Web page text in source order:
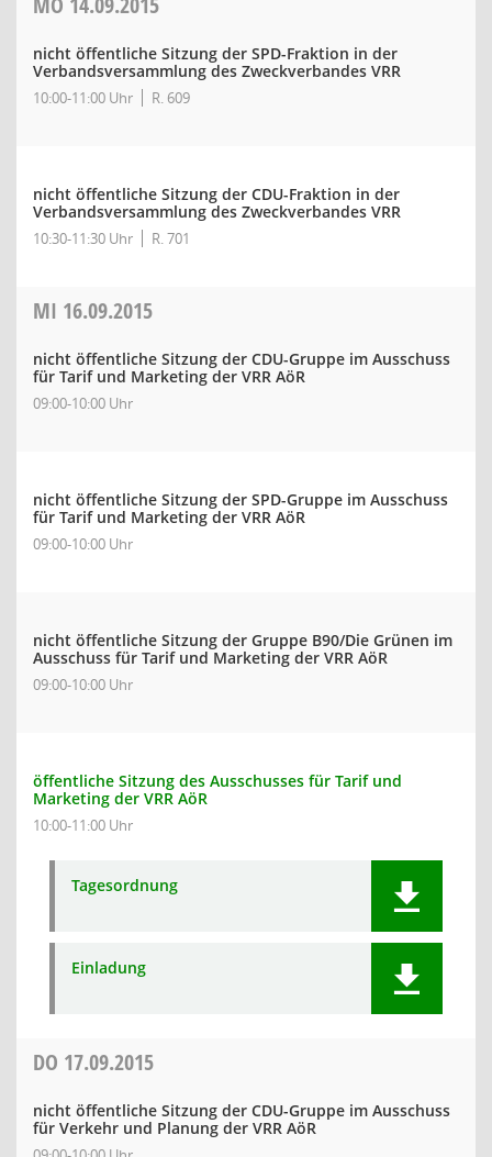
nicht öffentliche Sitzung der SPD-Fraktion in der
Verbandsversammlung des Zweckverbandes VRR
10:00-11:00 Uhr R. 609
nicht öffentliche Sitzung der CDU-Fraktion in der
Verbandsversammlung des Zweckverbandes VRR
10:30-11:30 Uhr R. 701
MI 16.09.2015
nicht öffentliche Sitzung der CDU-Gruppe im Ausschuss
für Tarif und Marketing der VRR AöR
09:00-10:00 Uhr
nicht öffentliche Sitzung der SPD-Gruppe im Ausschuss
für Tarif und Marketing der VRR AöR
09:00-10:00 Uhr
nicht öffentliche Sitzung der Gruppe B90/Die Grünen im
Ausschuss für Tarif und Marketing der VRR AöR
09:00-10:00 Uhr
öffentliche Sitzung des Ausschusses für Tarif und
Marketing der VRR AöR
10:00-11:00 Uhr
Tagesordnung
Einladung
DO 17.09.2015
nicht öffentliche Sitzung der CDU-Gruppe im Ausschuss
für Verkehr und Planung der VRR AöR